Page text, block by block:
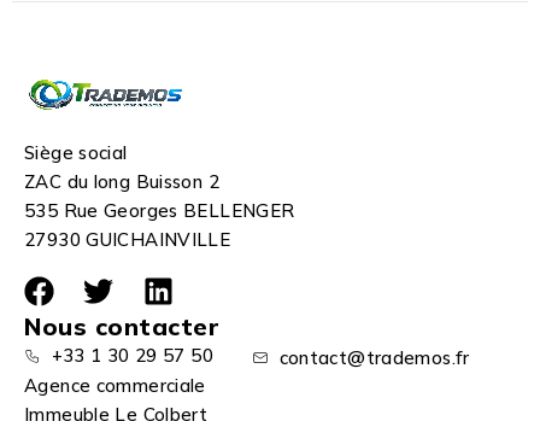
Siège social
ZAC du long Buisson 2
535 Rue Georges BELLENGER
27930 GUICHAINVILLE
Nous contacter
+33 1 30 29 57 50
contact@trademos.fr
Agence commerciale
Immeuble Le Colbert